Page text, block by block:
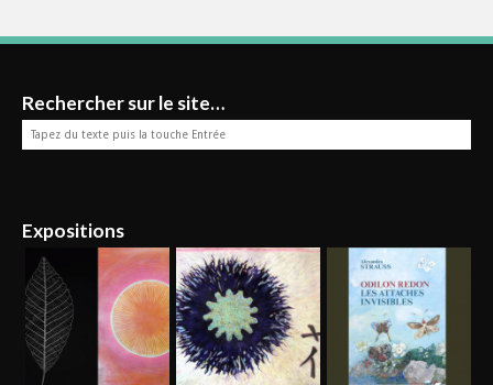
Rechercher sur le site…
Expositions